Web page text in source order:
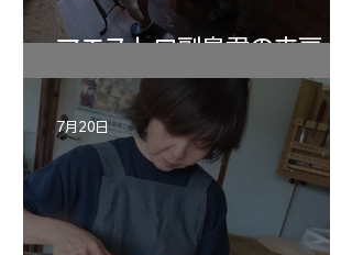
マエストロ副島君の来房
7月20日